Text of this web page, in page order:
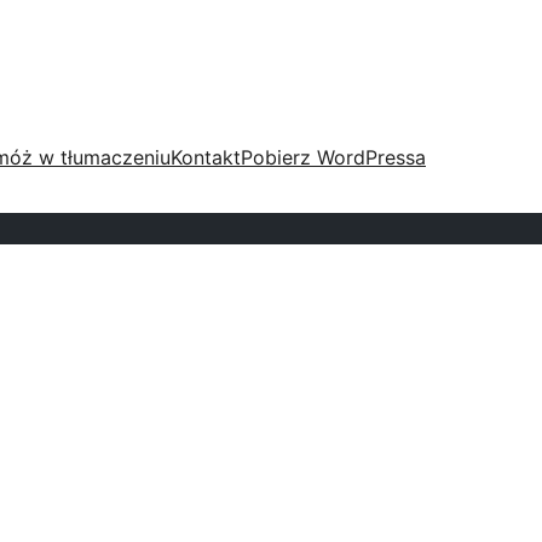
w tłumaczeniuKontaktPobierz WordPressa